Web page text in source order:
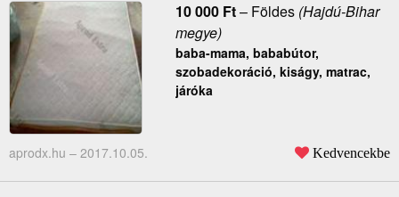
10 000 Ft– Földes(Hajdú-Bihar
megye)
baba-mama, bababútor,
szobadekoráció, kiságy, matrac,
járóka
aprodx.hu – 2017.10.05. Kedvencekbe